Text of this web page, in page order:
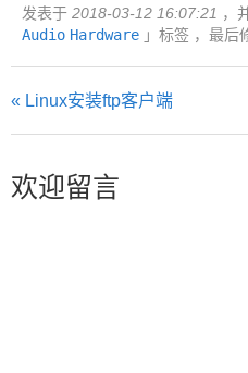
发表于 2018-03-12 16:07:21 ，
Audio Hardware 」标签 ，最后
« Linux安装ftp客户端
欢迎留言